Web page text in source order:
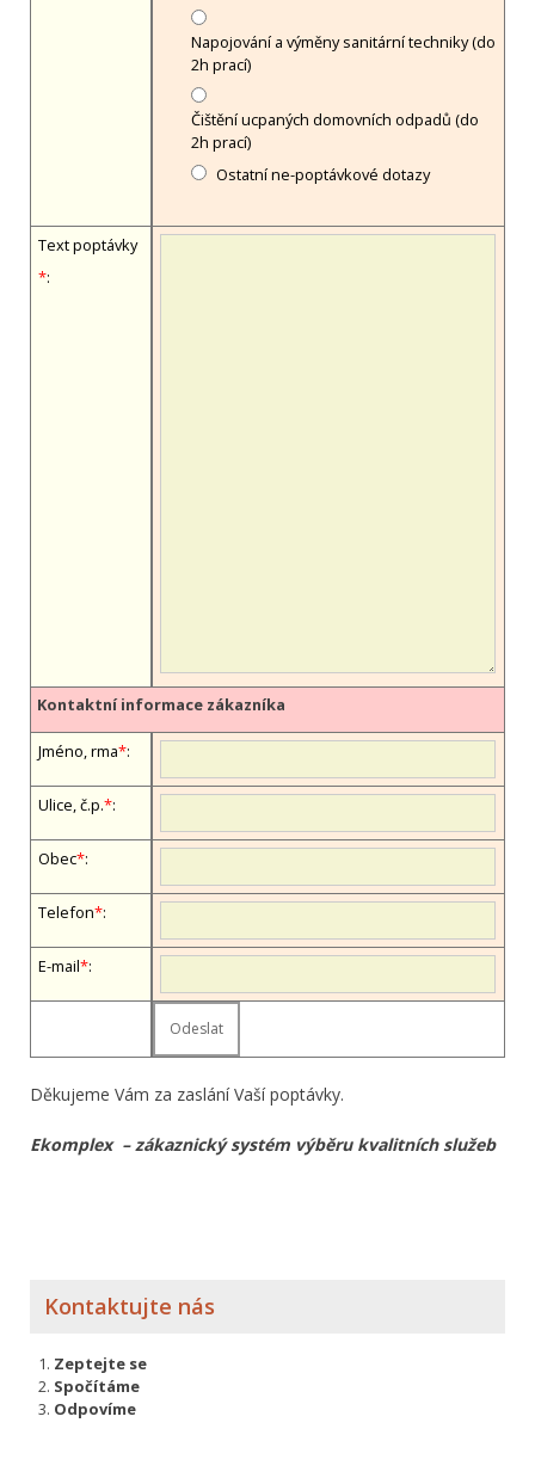
Napojování a výměny sanitární techniky (do
2h prací)
Čištění ucpaných domovních odpadů (do
2h prací)
Ostatní ne-poptávkové dotazy
Text poptávky
*:
Kontaktní informace zákazníka
Jméno, firma*:
Ulice, č.p.*:
Obec*:
Telefon*:
E-mail*:
Děkujeme Vám za zaslání Vaší poptávky.
Ekomplex – zákaznický systém výběru kvalitních služeb
Kontaktujte nás
Zeptejte se
Spočítáme
Odpovíme